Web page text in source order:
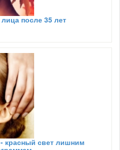
после 35 лет
красный свет лишним